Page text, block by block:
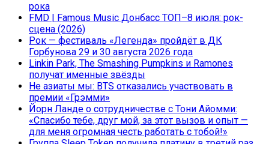
рока
FMD | Famous Music Донбасс ТОП–8 июля: рок-
сцена (2026)
Рок — фестиваль «Легенда» пройдёт в ДК
Горбунова 29 и 30 августа 2026 года
Linkin Park, The Smashing Pumpkins и Ramones
получат именные звёзды
Не азиаты мы: BTS отказались участвовать в
премии «Грэмми»
Йорн Ланде о сотрудничестве с Тони Айомми:
«Спасибо тебе, друг мой, за этот вызов и опыт —
для меня огромная честь работать с тобой!»